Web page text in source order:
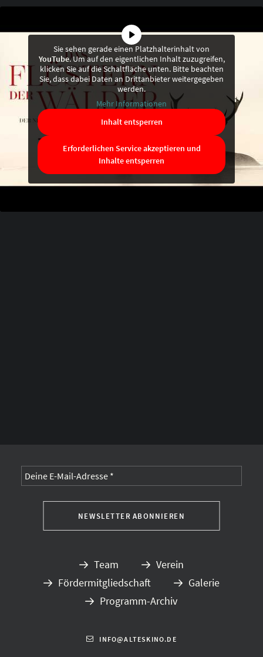
Sie sehen gerade einen Platzhalterinhalt von
YouTube. Um auf den eigentlichen Inhalt zuzugreifen,
klicken Sie auf die Schaltfläche unten. Bitte beachten
Sie, dass dabei Daten an Drittanbieter weitergegeben
werden.
Mehr Informationen
Inhalt entsperren
Erforderlichen Service akzeptieren und
Inhalte entsperren
Team
Verein
Fördermitgliedschaft
Galerie
Programm-Archiv
INFO@ALTESKINO.DE